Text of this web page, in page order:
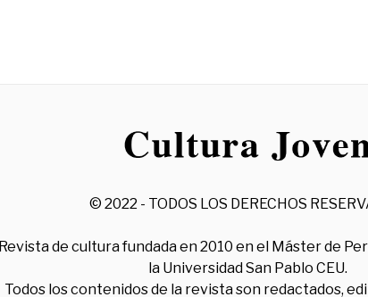
© 2022 - TODOS LOS DERECHOS
Revista de cultura fundada en 2010 en el Máster de
la Universidad San Pablo CEU.
Todos los contenidos de la revista son redactados,